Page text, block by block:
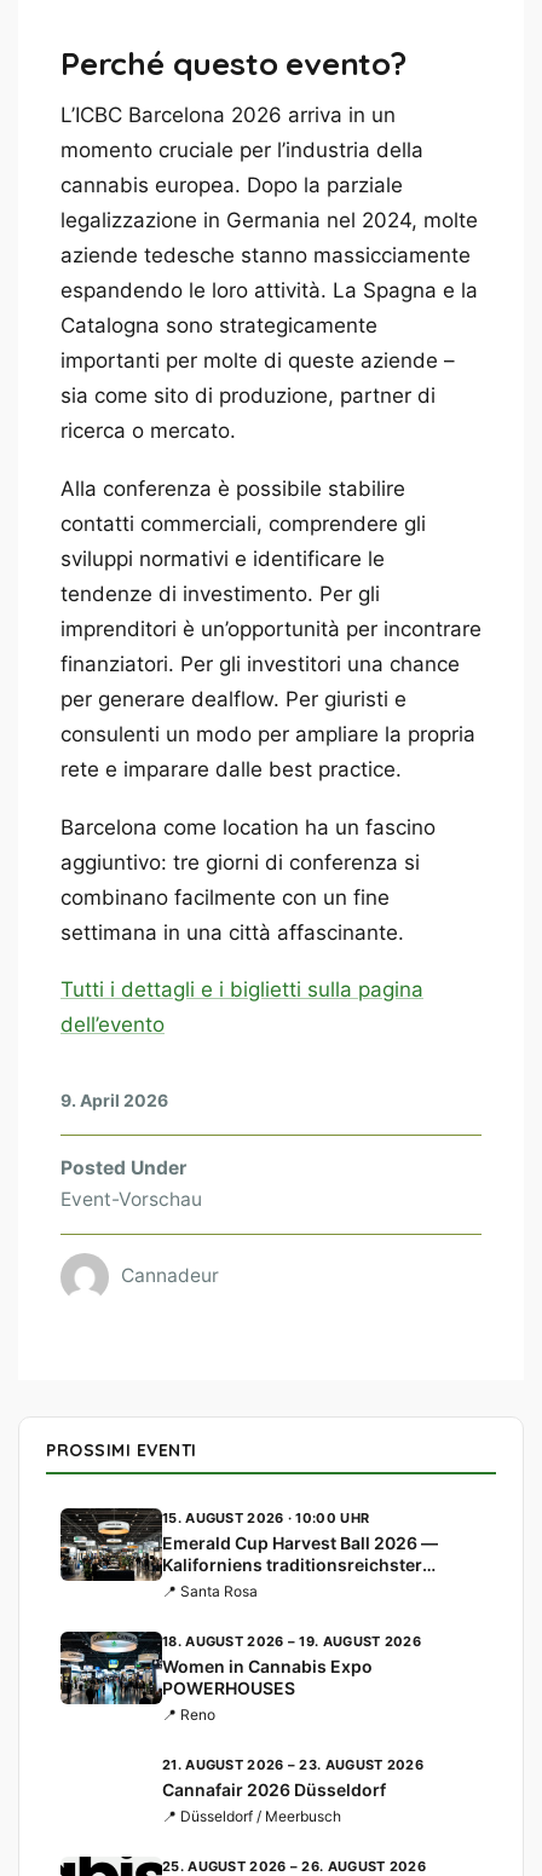
Perché questo evento?
L’ICBC Barcelona 2026 arriva in un
momento cruciale per l’industria della
cannabis europea. Dopo la parziale
legalizzazione in Germania nel 2024, molte
aziende tedesche stanno massicciamente
espandendo le loro attività. La Spagna e la
Catalogna sono strategicamente
importanti per molte di queste aziende –
sia come sito di produzione, partner di
ricerca o mercato.
Alla conferenza è possibile stabilire
contatti commerciali, comprendere gli
sviluppi normativi e identificare le
tendenze di investimento. Per gli
imprenditori è un’opportunità per incontrare
finanziatori. Per gli investitori una chance
per generare dealflow. Per giuristi e
consulenti un modo per ampliare la propria
rete e imparare dalle best practice.
Barcelona come location ha un fascino
aggiuntivo: tre giorni di conferenza si
combinano facilmente con un fine
settimana in una città affascinante.
Tutti i dettagli e i biglietti sulla pagina
dell’evento
9. April 2026
Posted Under
Event-Vorschau
Cannadeur
PROSSIMI EVENTI
15. AUGUST 2026 · 10:00 UHR
Emerald Cup Harvest Ball 2026 —
Kaliforniens traditionsreichster
Cannabis-Cup
📍 Santa Rosa
18. AUGUST 2026 – 19. AUGUST 2026
Women in Cannabis Expo
POWERHOUSES
📍 Reno
21. AUGUST 2026 – 23. AUGUST 2026
Cannafair 2026 Düsseldorf
📍 Düsseldorf / Meerbusch
25. AUGUST 2026 – 26. AUGUST 2026